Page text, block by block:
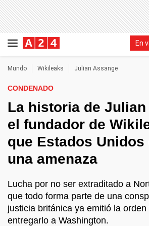
En
Mundo Wikileaks Julian Assange
CONDENADO
La historia de Julian
el fundador de
que Estados
una amenaza
Lucha por no ser extraditado a
que todo forma parte de una
justicia británica ya emitió la
entregarlo a Washington.